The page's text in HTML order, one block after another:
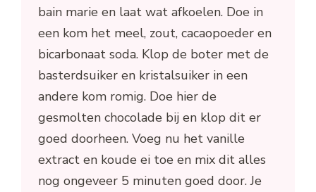
bain marie en laat wat afkoelen. Doe in
een kom het meel, zout, cacaopoeder en
bicarbonaat soda. Klop de boter met de
basterdsuiker en kristalsuiker in een
andere kom romig. Doe hier de
gesmolten chocolade bij en klop dit er
goed doorheen. Voeg nu het vanille
extract en koude ei toe en mix dit alles
nog ongeveer 5 minuten goed door. Je